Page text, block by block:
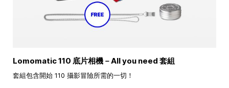
Lomomatic 110 底片相機－All you need 套組
套組包含開始 110 攝影冒險所需的一切！